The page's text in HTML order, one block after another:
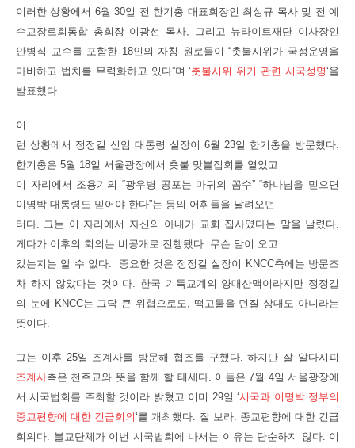
이러한 상황에서 6월 30일 전 한기총 대표회장인 최성규 목사 및 전 예
수교장로회통합 총회장 이광선 목사, 그리고 뉴라이트재단 이사장인
안병직 교수를 포함한 18인의 자칭 원로들이 “촛불시위가 국정운영을
마비하고 법치를 무력화하고 있다”며 ‘촛불시위 위기 관련 시국성명‘을
발표했다.
이
런 상황에서 정정길 신임 대통령 실장이 6월 23일 한기총을 방문했다.
한기총은 5월 18일 서울광장에서 촛불 맞불집회를 열었고
이 자리에서 조용기의 “광우병 공포는 마귀의 꼼수” “하나님을 믿으면
이명박 대통령도 믿어야 한다”는 등의 어휘들을 날려오던
터다. 그는 이 자리에서 자신의 아내가 교회 집사였다는 말을 날렸다.
게다가 이후의 회의는 비공개로 진행됐다. 무슨 말이 오고
갔는지는 알 수 없다. 중요한 것은 정정길 실장이 KNCC측에는 방문조
차 하지 않았다는 것이다. 한국 기독교계의 양대산맥이라지만 정정길
의 눈에 KNCC는 그닥 큰 위협으로도, 떡고물을 던질 상대도 아니라는
뜻이다.
그는 이후 25일 조계사를 방문해 협조를 구했다. 하지만 잘 알다시피
조계사측은 천주교와 뜻을 함께 할 태세다. 이들은 7월 4일 서울광장에
서 시국법회를 주최할 것이라 밝혔고 이미 29일 ‘시국과 이명박 정부의
종교편향에 대한 긴급회의‘를 개최했다. 잘 보라. 종교편향에 대한 긴급
회의다. 불교단체가 이번 시국법회에 나서는 이유는 단순하지 않다. 이